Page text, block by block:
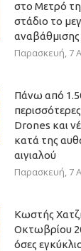
στο Μετρό
στάδιο το
αναβάθμισης
Παρασκευή, 7
Πάνω από
Drones και
κατά της
αιγιαλού
Παρασκευή, 7
Κωστής
Οκτωβρίου
όσες